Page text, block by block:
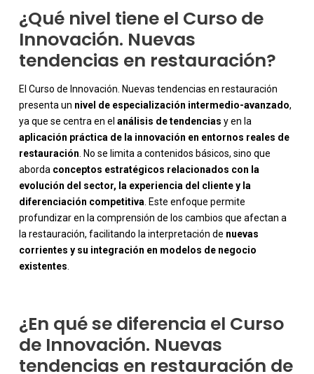
¿Qué nivel tiene el Curso de
Innovación. Nuevas
tendencias en restauración?
El Curso de Innovación. Nuevas tendencias en restauración
presenta un nivel de especialización intermedio-avanzado,
ya que se centra en el análisis de tendencias y en la
aplicación práctica de la innovación en entornos reales de
restauración. No se limita a contenidos básicos, sino que
aborda conceptos estratégicos relacionados con la
evolución del sector, la experiencia del cliente y la
diferenciación competitiva. Este enfoque permite
profundizar en la comprensión de los cambios que afectan a
la restauración, facilitando la interpretación de nuevas
corrientes y su integración en modelos de negocio
existentes.
-
¿En qué se diferencia el Curso
de Innovación. Nuevas
tendencias en restauración de